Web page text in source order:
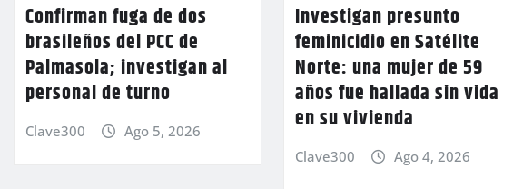
Confirman fuga de dos
brasileños del PCC de
Palmasola; investigan al
personal de turno
Clave300 Ago 5, 2026
Investigan presunto
feminicidio en Satélite
Norte: una mujer de 59
años fue hallada sin vida
en su vivienda
Clave300 Ago 4, 2026